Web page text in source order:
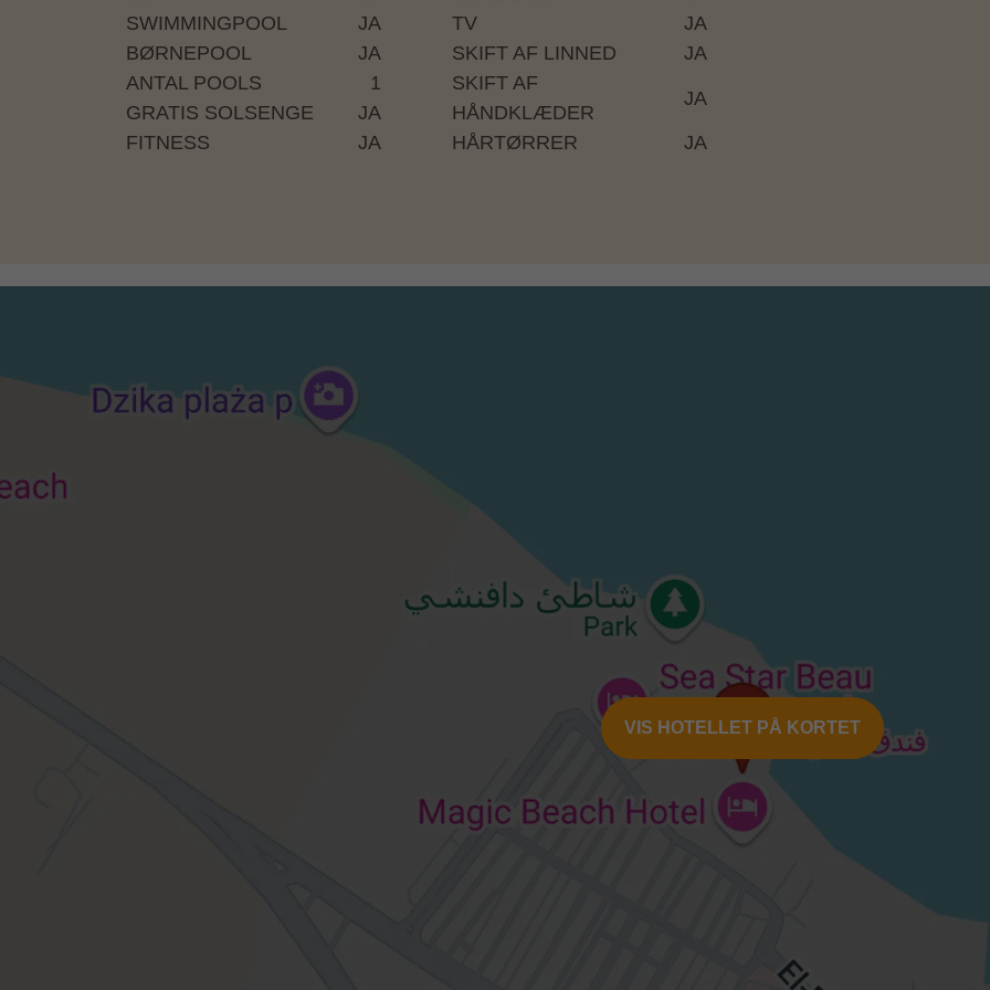
kan holde lukket juleaften og nytårsaften. Nytårsmiddag er som regel inkluderet i rejsens
pris.
SWIMMINGPOOL
JA
BØRNEPOOL
JA
ANTAL POOLS
1
GRATIS SOLSENGE
JA
FITNESS
JA
TV
JA
SKIFT AF LINNED
JA
SKIFT AF
HÅNDKLÆDER
JA
HÅRTØRRER JA
VIS HOTELLET PÅ KORTET